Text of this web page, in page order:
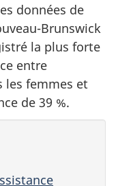
données de
Brunswick
la plus forte
entre
les femmes et
de 39 %.